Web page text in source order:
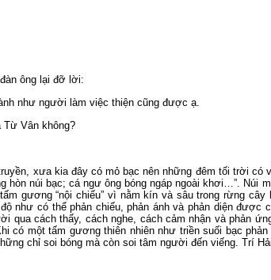
ông lại đỡ lời:
như người làm việc thiện cũng được ạ.
Từ Vân không?
xưa kia đây có mỏ bạc nên những đêm tối trời có
hòn núi bạc; cá ngư ông bóng ngáp ngoài khơi…”. Núi
gương “nội chiếu” vì nằm kín và sâu trong rừng
như có thể phản chiếu, phản ánh và phản diện được
qua cách thấy, cách nghe, cách cảm nhận và phản
có một tấm gương thiên nhiên như triền suối bạc
chỉ soi bóng mà còn soi tâm người đến viếng. Trí